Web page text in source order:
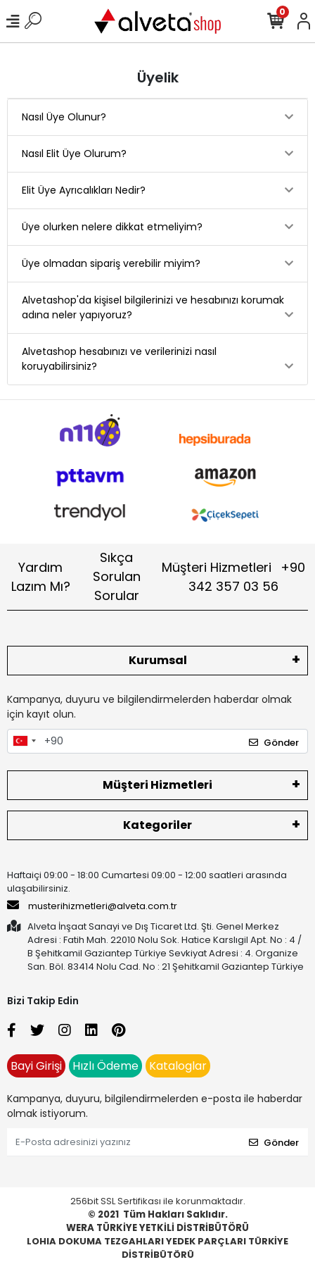
0
Üyelik
Nasıl Üye Olunur?
Nasıl Elit Üye Olurum?
Elit Üye Ayrıcalıkları Nedir?
Üye olurken nelere dikkat etmeliyim?
Üye olmadan sipariş verebilir miyim?
Alvetashop'da kişisel bilgilerinizi ve hesabınızı korumak
adına neler yapıyoruz?
Alvetashop hesabınızı ve verilerinizi nasıl
koruyabilirsiniz?
Yardım
Lazım Mı?
Sıkça
Sorulan
Sorular
Müşteri Hizmetleri
+90
342 357 03 56
Kurumsal
Kampanya, duyuru ve bilgilendirmelerden haberdar olmak
için kayıt olun.
Gönder
Müşteri Hizmetleri
Kategoriler
Haftaiçi 09:00 - 18:00 Cumartesi 09:00 - 12:00 saatleri arasında
ulaşabilirsiniz.
musterihizmetleri@alveta.com.tr
Alveta İnşaat Sanayi ve Dış Ticaret Ltd. Şti. Genel Merkez
Adresi : Fatih Mah. 22010 Nolu Sok. Hatice Karslıgil Apt. No : 4 /
B Şehitkamil Gaziantep Türkiye Sevkiyat Adresi : 4. Organize
San. Böl. 83414 Nolu Cad. No : 21 Şehitkamil Gaziantep Türkiye
Bizi Takip Edin
Bayi Girişi Hızlı Ödeme Kataloglar
Kampanya, duyuru, bilgilendirmelerden e-posta ile haberdar
olmak istiyorum.
Gönder
256bit SSL Sertifikası ile korunmaktadır.
© 2021 Tüm Hakları Saklıdır.
WERA TÜRKİYE YETKİLİ DİSTRİBÜTÖRÜ
LOHIA DOKUMA TEZGAHLARI YEDEK PARÇLARI TÜRKİYE
DİSTRİBÜTÖRÜ